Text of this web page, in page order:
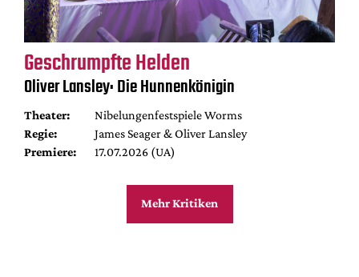
Geschrumpfte Helden
Oliver Lansley: Die Hunnenkönigin
Theater:
Nibelungenfestspiele Worms
Regie:
James Seager & Oliver Lansley
Premiere:
17.07.2026 (UA)
Mehr Kritiken